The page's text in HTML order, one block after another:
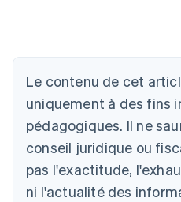
Le contenu de cet
uniquement à des fins
pédagogiques. Il ne
conseil juridique ou
pas l'exactitude,
ni l'actualité des
Allemagne
DeutschEnglish
Australie
English